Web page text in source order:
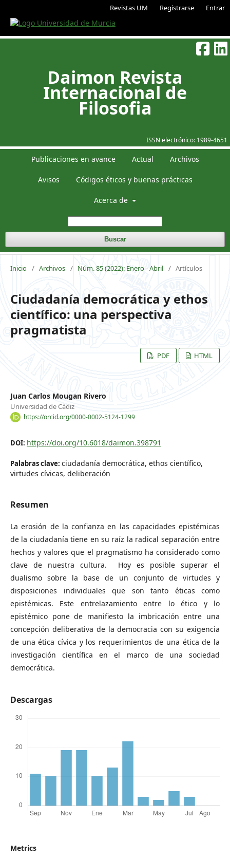
Revistas UM Registrarse Entrar
ISSN electrónico: 1989-4651
Daimon Revista
Internacional de
Filosofia
Publicaciones en avance Actual Archivos
Avisos Códigos éticos y buenas prácticas
Acerca de
Buscar
Inicio / Archivos / Núm. 85 (2022): Enero - Abril / Artículos
Ciudadanía democrática y ethos
científico: una perspectiva
pragmatista
PDF HTML
Juan Carlos Mougan Rivero
Universidad de Cádiz
https://orcid.org/0000-0002-5124-1299
DOI: https://doi.org/10.6018/daimon.398791
Palabras clave: ciudadanía democrática, ethos científico,
virtudes cívicas, deliberación
Resumen
La erosión de la confianza en las capacidades epistémicas
de la ciudadanía tiene en su raíz la radical separación entre
hechos y valores que el pragmatismo ha considerado como
clave de nuestra cultura. Hoy es posible superar el
dualismo sobre la base de un conjunto de virtudes y
disposiciones individuales que son tanto éticas como
epistémicas. Este entrelazamiento entre lo ético y lo
epistémico pone de manifiesto la imbricación entre una
concepción deliberativa de la democracia con su exigencia
de una ética cívica y los requerimientos de una ética de la
investigación científica en el marco de una sociedad
democrática.
Descargas
Metrics